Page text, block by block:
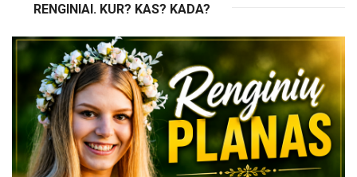
RENGINIAI. KUR? KAS? KADA?